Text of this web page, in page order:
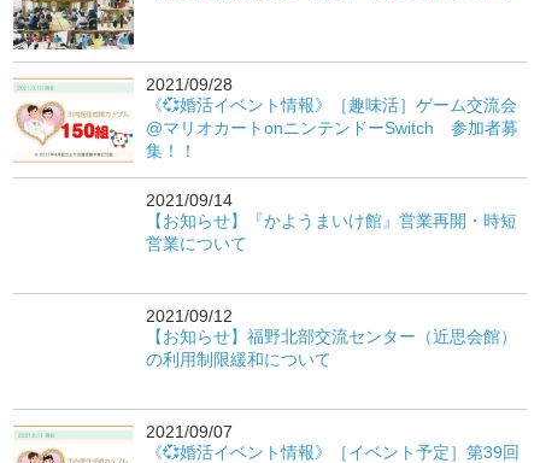
2021/09/28
《💞婚活イベント情報》［趣味活］ゲーム交流会
@マリオカートonニンテンドーSwitch 参加者募
集！！
2021/09/14
【お知らせ】『かようまいけ館』営業再開・時短
営業について
2021/09/12
【お知らせ】福野北部交流センター（近思会館）
の利用制限緩和について
2021/09/07
《💞婚活イベント情報》［イベント予定］第39回